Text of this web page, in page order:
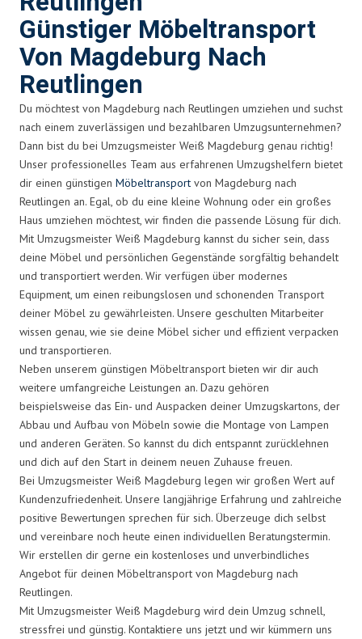
Günstiger Möbeltransport
Von Magdeburg Nach
Reutlingen
Du möchtest von Magdeburg nach Reutlingen umziehen und suchst
nach einem zuverlässigen und bezahlbaren Umzugsunternehmen?
Dann bist du bei Umzugsmeister Weiß Magdeburg genau richtig!
Unser professionelles Team aus erfahrenen Umzugshelfern bietet
dir einen günstigen Möbeltransport von Magdeburg nach
Reutlingen an. Egal, ob du eine kleine Wohnung oder ein großes
Haus umziehen möchtest, wir finden die passende Lösung für dich.
Mit Umzugsmeister Weiß Magdeburg kannst du sicher sein, dass
deine Möbel und persönlichen Gegenstände sorgfältig behandelt
und transportiert werden. Wir verfügen über modernes
Equipment, um einen reibungslosen und schonenden Transport
deiner Möbel zu gewährleisten. Unsere geschulten Mitarbeiter
wissen genau, wie sie deine Möbel sicher und effizient verpacken
und transportieren.
Neben unserem günstigen Möbeltransport bieten wir dir auch
weitere umfangreiche Leistungen an. Dazu gehören
beispielsweise das Ein- und Auspacken deiner Umzugskartons, der
Abbau und Aufbau von Möbeln sowie die Montage von Lampen
und anderen Geräten. So kannst du dich entspannt zurücklehnen
und dich auf den Start in deinem neuen Zuhause freuen.
Bei Umzugsmeister Weiß Magdeburg legen wir großen Wert auf
Kundenzufriedenheit. Unsere langjährige Erfahrung und zahlreiche
positive Bewertungen sprechen für sich. Überzeuge dich selbst
und vereinbare noch heute einen individuellen Beratungstermin.
Wir erstellen dir gerne ein kostenloses und unverbindliches
Angebot für deinen Möbeltransport von Magdeburg nach
Reutlingen.
Mit Umzugsmeister Weiß Magdeburg wird dein Umzug schnell,
stressfrei und günstig. Kontaktiere uns jetzt und wir kümmern uns